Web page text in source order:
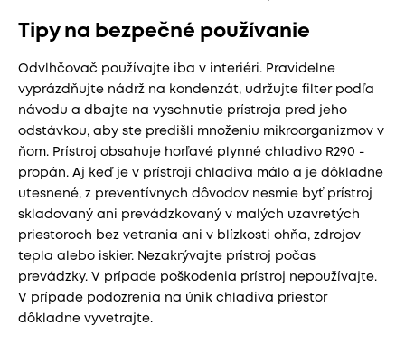
Tipy na bezpečné používanie
Odvlhčovač používajte iba v interiéri. Pravidelne
vyprázdňujte nádrž na kondenzát, udržujte filter podľa
návodu a dbajte na vyschnutie prístroja pred jeho
odstávkou, aby ste predišli množeniu mikroorganizmov v
ňom. Prístroj obsahuje horľavé plynné chladivo R290 -
propán. Aj keď je v prístroji chladiva málo a je dôkladne
utesnené, z preventívnych dôvodov nesmie byť prístroj
skladovaný ani prevádzkovaný v malých uzavretých
priestoroch bez vetrania ani v blízkosti ohňa, zdrojov
tepla alebo iskier. Nezakrývajte prístroj počas
prevádzky. V prípade poškodenia prístroj nepoužívajte.
V prípade podozrenia na únik chladiva priestor
dôkladne vyvetrajte.